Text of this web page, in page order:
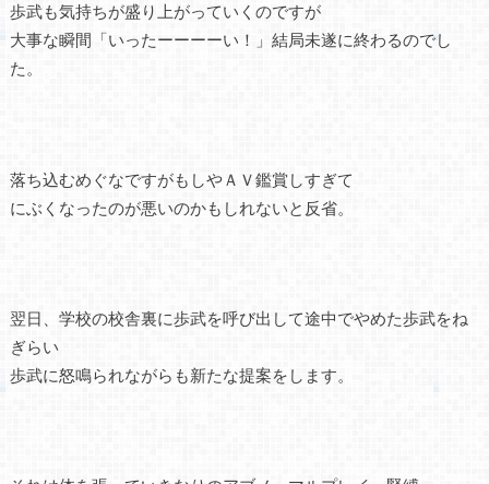
歩武も気持ちが盛り上がっていくのですが
大事な瞬間「いったーーーーい！」結局未遂に終わるのでし
た。
落ち込むめぐなですがもしやＡＶ鑑賞しすぎて
にぶくなったのが悪いのかもしれないと反省。
翌日、学校の校舎裏に歩武を呼び出して途中でやめた歩武をね
ぎらい
歩武に怒鳴られながらも新たな提案をします。